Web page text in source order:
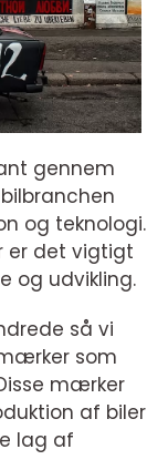
gennem
og teknologi.
er det vigtigt
og udvikling.
så vi
som
mærker
af biler
lag af